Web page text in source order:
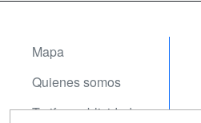
Mapa
Quienes somos
Tarifas publicidad